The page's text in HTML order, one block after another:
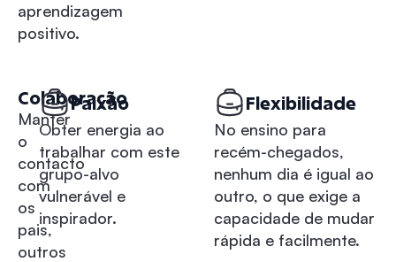
aprendizagem
positivo.
Colaboração
Manter
o
contacto
com
os
pais,
outros
Paixão
Obter energia ao
trabalhar com este
grupo-alvo
vulnerável e
inspirador.
Flexibilidade
No ensino para
recém-chegados,
nenhum dia é igual ao
outro, o que exige a
capacidade de mudar
rápida e facilmente.